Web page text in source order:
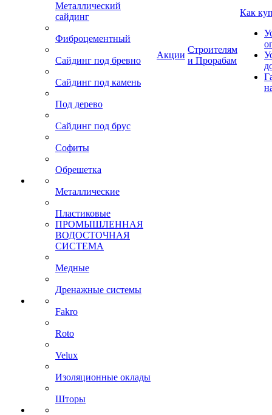
Металлический
сайдинг
Фиброцементный
Сайдинг под бревно
Сайдинг под камень
Под дерево
Сайдинг под брус
Софиты
Обрешетка
Металлические
Пластиковые
ПРОМЫШЛЕННАЯ
ВОДОСТОЧНАЯ
СИСТЕМА
Медные
Дренажные системы
Fakro
Roto
Velux
Изоляционные оклады
Шторы
Акции
Строителям
и Прорабам
Как